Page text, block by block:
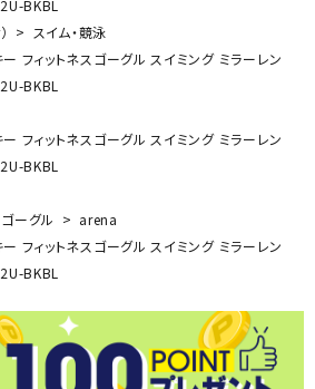
BKBL
スイム・競泳
フィットネスゴーグル スイミング ミラーレン
BKBL
フィットネスゴーグル スイミング ミラーレン
BKBL
ゴーグル
arena
フィットネスゴーグル スイミング ミラーレン
BKBL